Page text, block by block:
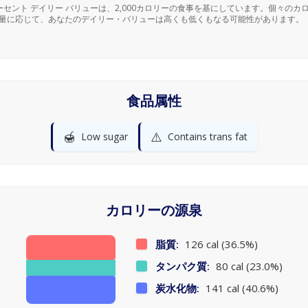
ント デイリー バリューは、2,000カロリーの食事を基にしています。個々のカ
に応じて、あなたのデイリー・バリューは高くも低くもなる可能性があります。
食品属性
🍯 Low sugar ⚠️ Contains trans fat
カロリーの源泉
脂質: 126 cal (36.5%)
タンパク質: 80 cal (23.0%)
炭水化物: 141 cal (40.6%)